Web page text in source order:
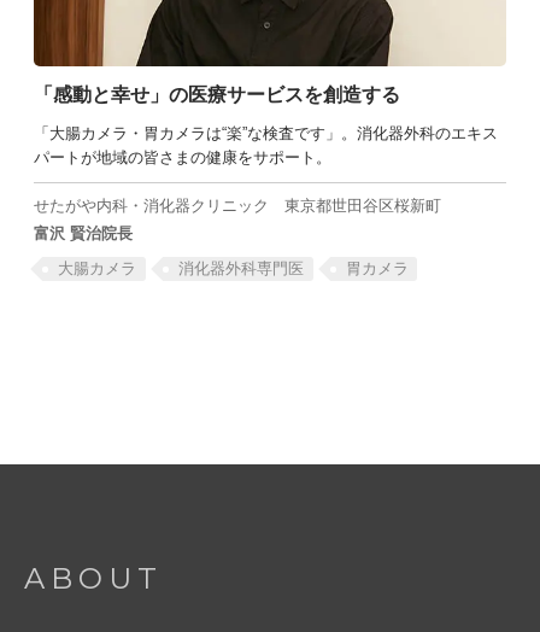
「感動と幸せ」の医療サービスを創造する
「大腸カメラ・胃カメラは“楽”な検査です」。消化器外科のエキス
パートが地域の皆さまの健康をサポート。
せたがや内科・消化器クリニック 東京都世田谷区桜新町
富沢 賢治院長
大腸カメラ
消化器外科専門医 胃カメラ
ABOUT